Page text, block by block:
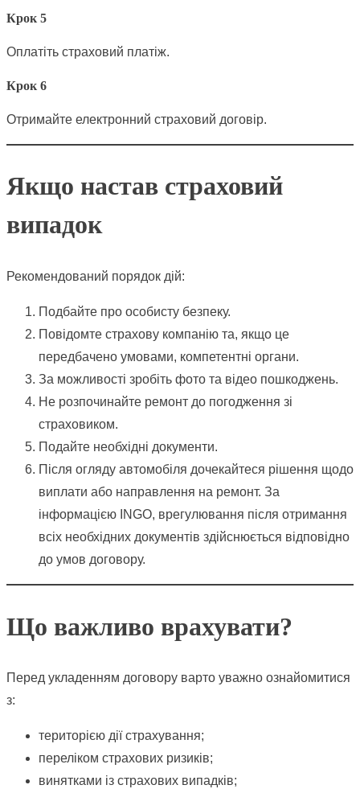
Крок 5
Оплатіть страховий платіж.
Крок 6
Отримайте електронний страховий договір.
Якщо настав страховий
випадок
Рекомендований порядок дій:
Подбайте про особисту безпеку.
Повідомте страхову компанію та, якщо це
передбачено умовами, компетентні органи.
За можливості зробіть фото та відео пошкоджень.
Не розпочинайте ремонт до погодження зі
страховиком.
Подайте необхідні документи.
Після огляду автомобіля дочекайтеся рішення щодо
виплати або направлення на ремонт. За
інформацією INGO, врегулювання після отримання
всіх необхідних документів здійснюється відповідно
до умов договору.
Що важливо врахувати?
Перед укладенням договору варто уважно ознайомитися
з:
територією дії страхування;
переліком страхових ризиків;
винятками із страхових випадків;